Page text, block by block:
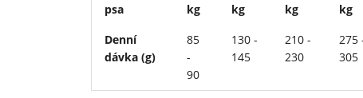
psa
kg
kg
kg
kg
Denní
dávka (g)
85
-
90
130 -
145
210 -
230
275
305